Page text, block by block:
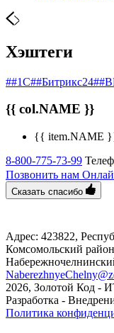
Хэштеги
##1С##Битрикс24
{{ col.NAME }}
{{ item.NAME
8-800-775-73-99
Позвонить нам
Сказать спасибо
Адрес: 423822,
Комсомольский
2026, Золотой Код -
Разработка -
Политика